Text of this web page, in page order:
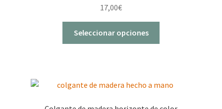
17,00€
Seleccionar opciones
Las